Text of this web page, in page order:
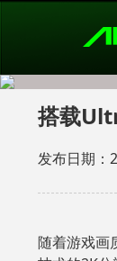
搭载
发布日期：
随着游戏画